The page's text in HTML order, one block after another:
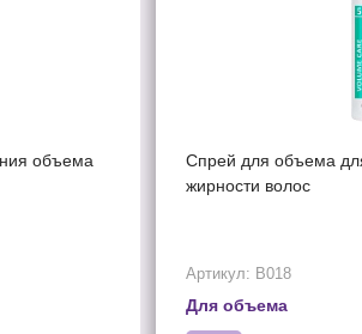
объема
Спрей для объема
жирности волос
Артикул: В018
Для объема